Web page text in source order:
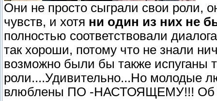
Они не просто сыграли свои роли,
чувств, и хотя ни один из них не
полностью соответствовали
так хороши, потому что не знали
возможно были бы также испуганы
роли....Удивительно...Но молодые
влюблены ПО -НАСТОЯЩЕМУ!!! Об